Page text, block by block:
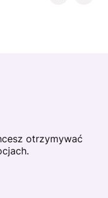
otrzymywać